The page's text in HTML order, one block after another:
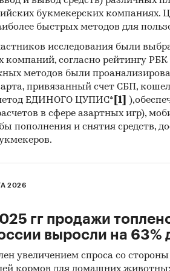
по
по
Ашан
букмекерских компаниях.
быстрых методов для
исследования были
компаний, согласно рейтингу
методов были
привязанный счет СБП,
ЕДИНОГО ЦУПИС* [1]
в сфере азартных игр),
пополнения и снятия средств,
2026
гг продажи
выросли на 63%
увеличением спроса со